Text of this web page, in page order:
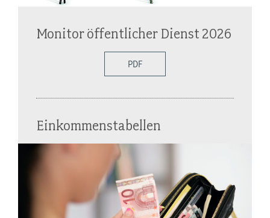
Monitor öffentlicher Dienst 2026
PDF
Einkommenstabellen